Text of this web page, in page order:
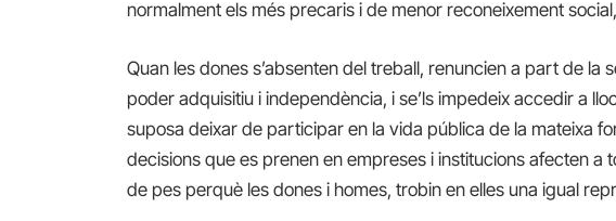
normalment els més precaris i de menor reconeixement
Quan les dones s’absenten del treball, renuncien a part de
poder adquisitiu i independència, i se’ls impedeix accedir a
suposa deixar de participar en la vida pública de la mateixa
decisions que es prenen en empreses i institucions afecten a
de pes perquè les dones i homes, trobin en elles una igual